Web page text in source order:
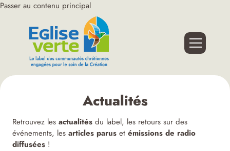
Passer au contenu principal
Actualités
Retrouvez lesactualités du label, les retours sur des
événements, lesarticles parus etémissions de radio
diffusées !